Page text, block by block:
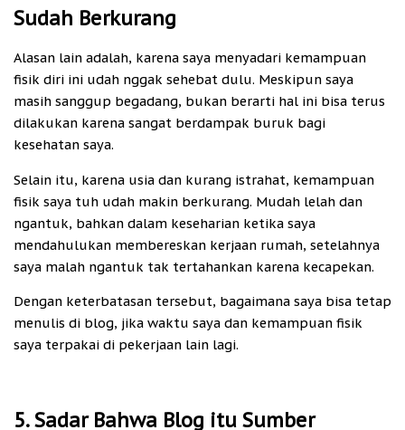
Sudah Berkurang
Alasan lain adalah, karena saya menyadari kemampuan
fisik diri ini udah nggak sehebat dulu. Meskipun saya
masih sanggup begadang, bukan berarti hal ini bisa terus
dilakukan karena sangat berdampak buruk bagi
kesehatan saya.
Selain itu, karena usia dan kurang istrahat, kemampuan
fisik saya tuh udah makin berkurang. Mudah lelah dan
ngantuk, bahkan dalam keseharian ketika saya
mendahulukan membereskan kerjaan rumah, setelahnya
saya malah ngantuk tak tertahankan karena kecapekan.
Dengan keterbatasan tersebut, bagaimana saya bisa tetap
menulis di blog, jika waktu saya dan kemampuan fisik
saya terpakai di pekerjaan lain lagi.
5. Sadar Bahwa Blog itu Sumber